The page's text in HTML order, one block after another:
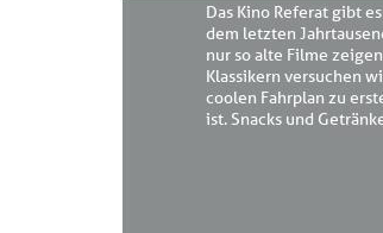
Das Kino Referat gibt
dem letzten
nur so alte Filme
Klassikern versuchen
coolen Fahrplan zu
ist. Snacks und